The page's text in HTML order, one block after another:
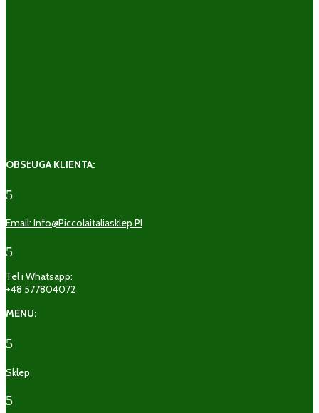
OBSŁUGA KLIENTA:
5
Email: Info@piccolaitaliasklep.pl
5
Tel i Whatsapp:
+48 577804072
MENU:
5
Sklep
5